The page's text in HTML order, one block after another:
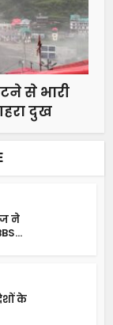
से भारी
दुख
ने
के